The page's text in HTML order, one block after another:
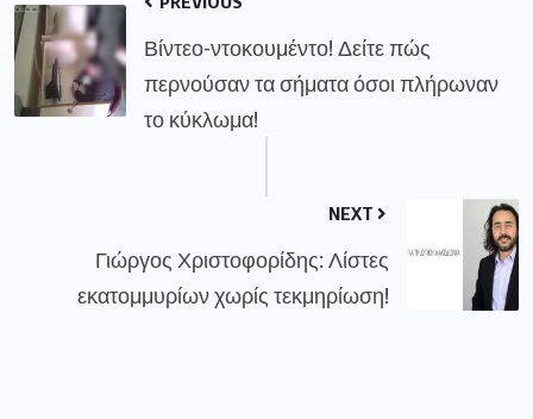
Βίντεο-ντοκουμέντο! Δείτε πώς
περνούσαν τα σήματα όσοι πλήρωναν
το κύκλωμα!
NEXT
Γιώργος Χριστοφορίδης: Λίστες
εκατομμυρίων χωρίς τεκμηρίωση!